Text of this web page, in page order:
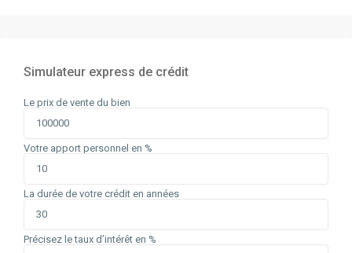
Simulateur express de crédit
Le prix de vente du bien
Votre apport personnel en %
La durée de votre crédit en années
Précisez le taux d’intérêt en %